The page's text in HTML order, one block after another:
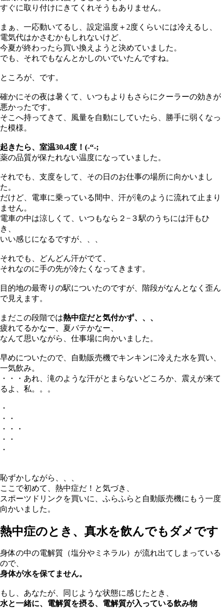
すぐに取り付けにきてくれそうもありません。
まぁ、一応動いてるし、設定温度＋2度くらいには冷えるし、
電気代はかさむかもしれないけど、
今夏が終わったら買い換えようと決めていました。
でも、それでもなんとかしのいでいたんですね。
ところが、です。
確かにその夜は暑くて、いつもよりもさらにクーラーの効きが
悪かったです。
そこへ持ってきて、風量を自動にしていたら、勝手に弱くなっ
た模様。
起きたら、室温30.4度！(-“-;
薬の品質が保たれない温度になっていました。
それでも、支度をして、その日のお仕事の場所に向かいまし
た。
だけど、電車に乗っている間中、汗が滝のように流れて止まり
ません。
電車の中は涼しくて、いつもなら２−３駅のうちには汗もひ
き、
いい感じになるですが、、、
それでも、どんどん汗がでて、
それなのに手の先が冷たくなってきます。
目的地の最寄りの駅についたのですが、階段がなんとなく歪ん
で見えます。
まだこの段階では熱中症だと気付かず、、、
疲れてるかなー、夏バテかなー、
なんて思いながら、仕事場に向かいました。
早めについたので、自動販売機でキンキンに冷えた水を買い、
一気飲み。
・・・あれ、滝のような汗がとまらないどころか、震えが来て
るよ、私。。。
・
・・
・・・
・・
・
恥ずかしながら、、、
ここで初めて、熱中症だ！と気づき、
スポーツドリンクを買いに、ふらふらと自動販売機にもう一度
向かいました。
熱中症のとき、真水を飲んでもダメです
身体の中の電解質（塩分やミネラル）が流れ出てしまっている
ので、
身体が水を保てません。
もし、あなたが、同じような状態に感じたとき、
水と一緒に、電解質を摂る、電解質が入っている飲み物